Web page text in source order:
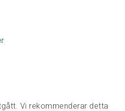
Vi rekommenderar detta